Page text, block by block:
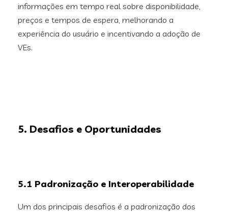
informações em tempo real sobre disponibilidade,
preços e tempos de espera, melhorando a
experiência do usuário e incentivando a adoção de
VEs.
5. Desafios e Oportunidades
5.1 Padronização e Interoperabilidade
Um dos principais desafios é a padronização dos